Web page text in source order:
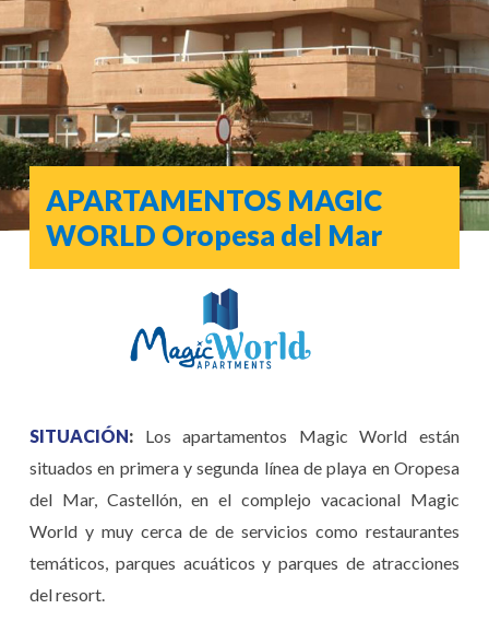
APARTAMENTOS MAGIC
WORLD Oropesa del Mar
SITUACIÓN: Los apartamentos Magic World están
situados en primera y segunda línea de playa en Oropesa
del Mar, Castellón, en el complejo vacacional Magic
World y muy cerca de de servicios como restaurantes
temáticos, parques acuáticos y parques de atracciones
del resort.